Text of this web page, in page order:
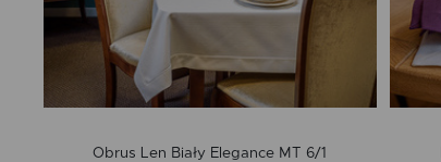
Obrus Len Biały Elegance MT 6/1